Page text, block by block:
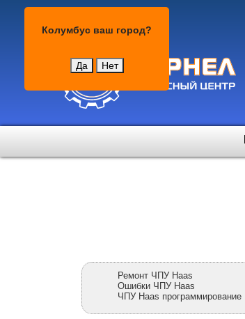
Колумбус ваш город?
Да Нет
Ремонт ЧПУ Haas
Ошибки ЧПУ Haas
ЧПУ Haas программирование